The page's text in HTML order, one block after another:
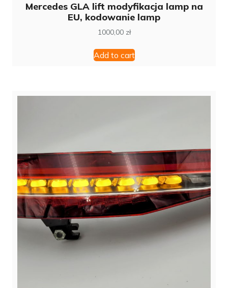
Mercedes GLA lift modyfikacja lamp na
EU, kodowanie lamp
1000,00 zł
Add to cart